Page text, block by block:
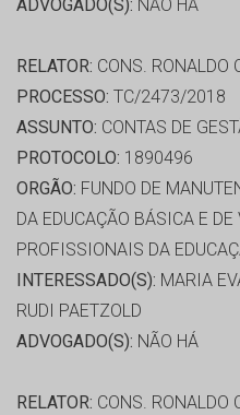
ADVOGADO(S): NÃO HÁ
RELATOR: CONS. RONALDO
PROCESSO: TC/2473/2018
ASSUNTO: CONTAS DE
PROTOCOLO: 1890496
ORGÃO: FUNDO DE
DA EDUCAÇÃO BÁSICA E
PROFISSIONAIS DA
INTERESSADO(S): MARIA
RUDI PAETZOLD
ADVOGADO(S): NÃO HÁ
RELATOR: CONS. RONALDO